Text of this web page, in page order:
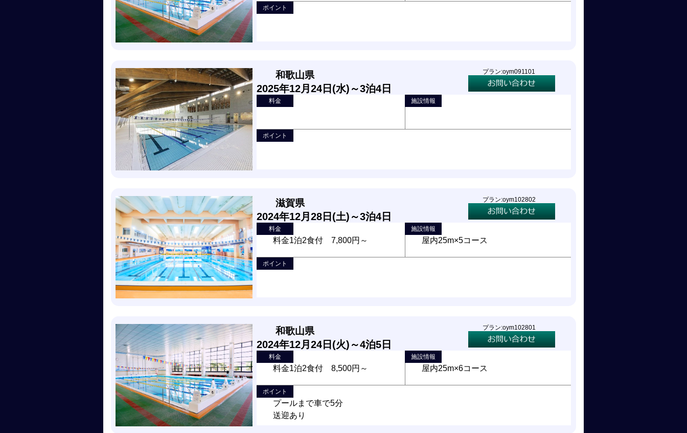
ポイント
和歌山県
2025年12月24日(水)～3泊4日
プラン:oym091101
料金 施設情報
ポイント
滋賀県
2024年12月28日(土)～3泊4日
プラン:oym102802
料金
料金1泊2食付 7,800円～
施設情報
屋内25m×5コース
ポイント
和歌山県
2024年12月24日(火)～4泊5日
プラン:oym102801
料金
料金1泊2食付 8,500円～
施設情報
屋内25m×6コース
ポイント
プールまで車で5分
送迎あり